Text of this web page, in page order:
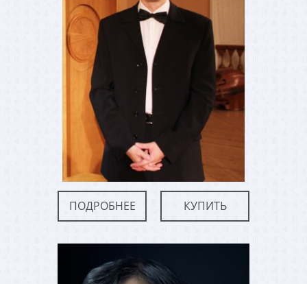
ПОДРОБНЕЕ КУПИТЬ